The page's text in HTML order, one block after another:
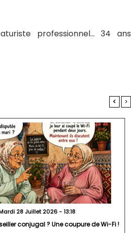
professionnel... 34 ans
< >
28 Juillet 2026 - 13:18
conjugal ? Une coupure de Wi-Fi !